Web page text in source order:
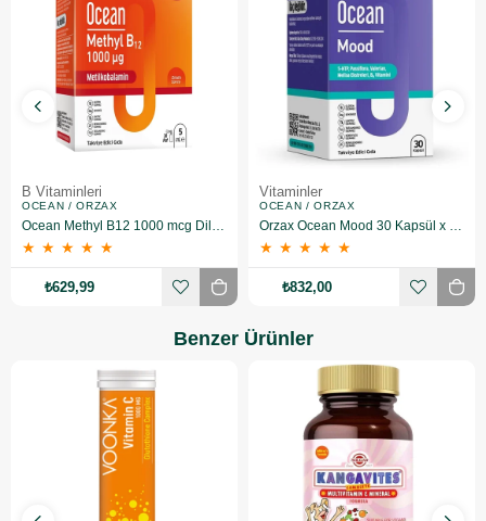
B Vitaminleri
OCEAN / ORZAX
★ ★ ★ ★ ★
₺629,99
Vitaminler
OCEAN / ORZAX
★ ★ ★ ★ ★
₺832,00
Benzer Ürünler